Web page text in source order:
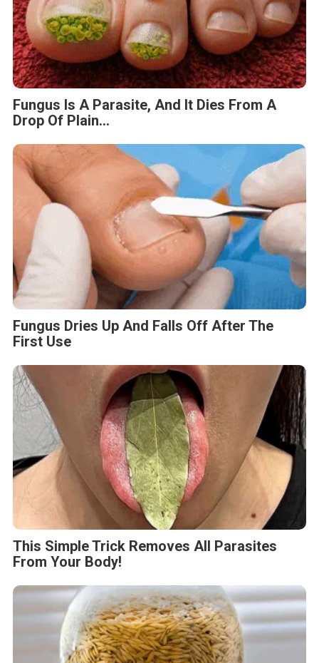
Fungus Is A Parasite, And It Dies From A
Drop Of Plain...
Fungus Dries Up And Falls Off After The
First Use
This Simple Trick Removes All Parasites
From Your Body!